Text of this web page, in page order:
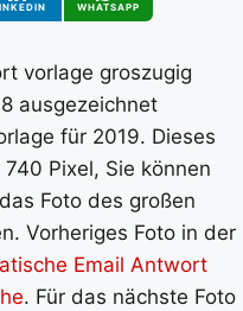
WHATSAPP
vorlage groszugig
ausgezeichnet
für 2019. Dieses
Pixel, Sie können
Foto des großen
Vorheriges Foto in der
Email Antwort
. Für das nächste Foto